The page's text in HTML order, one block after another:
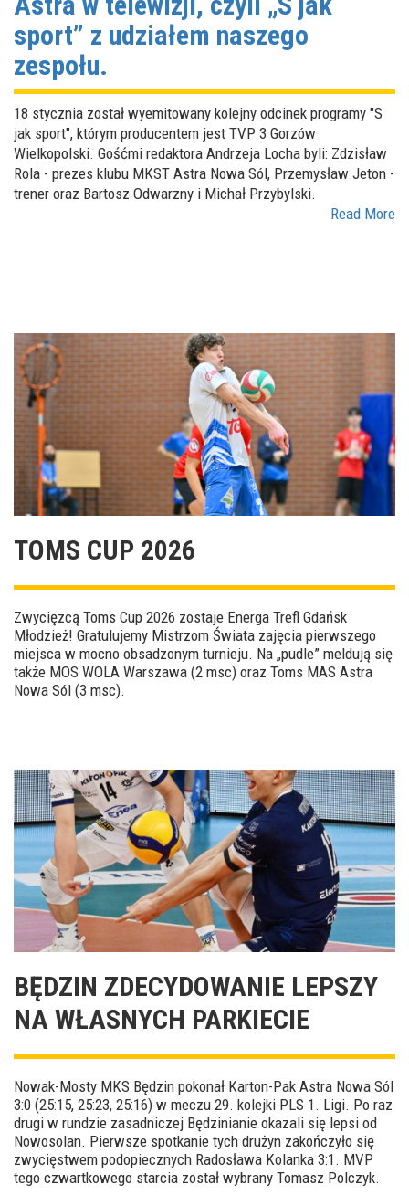
sport” z udziałem naszego
zespołu.
18 stycznia został wyemitowany kolejny odcinek programy "S
jak sport", którym producentem jest TVP 3 Gorzów
Wielkopolski. Gośćmi redaktora Andrzeja Locha byli: Zdzisław
Rola - prezes klubu MKST Astra Nowa Sól, Przemysław Jeton -
trener oraz Bartosz Odwarzny i Michał Przybylski.
Read More
TOMS CUP 2026
Zwycięzcą Toms Cup 2026 zostaje Energa Trefl Gdańsk
Młodzież! Gratulujemy Mistrzom Świata zajęcia pierwszego
miejsca w mocno obsadzonym turnieju. Na „pudle” meldują się
także MOS WOLA Warszawa (2 msc) oraz Toms MAS Astra
Nowa Sól (3 msc).
BĘDZIN ZDECYDOWANIE LEPSZY
NA WŁASNYCH PARKIECIE
Nowak-Mosty MKS Będzin pokonał Karton-Pak Astra Nowa Sól
3:0 (25:15, 25:23, 25:16) w meczu 29. kolejki PLS 1. Ligi. Po raz
drugi w rundzie zasadniczej Będzinianie okazali się lepsi od
Nowosolan. Pierwsze spotkanie tych drużyn zakończyło się
zwycięstwem podopiecznych Radosława Kolanka 3:1. MVP
tego czwartkowego starcia został wybrany Tomasz Polczyk.